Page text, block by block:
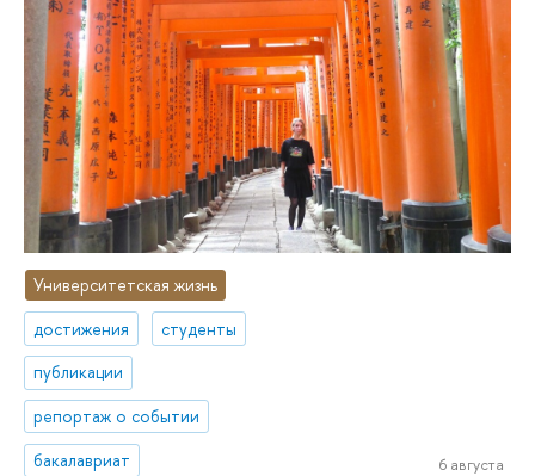
Университетская жизнь
достижения
студенты
публикации
репортаж о событии
бакалавриат
6 августа